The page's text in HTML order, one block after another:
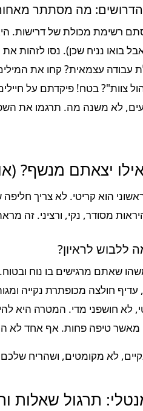
מה מסתתר
רשימת מכולת של
בואו נניח שכן). נסו לזהות
עבודה עצמאית? קחו את
צוות"? בטח! פיקדתם על
לא משנה מה. תרגמו את
יצאתם מנשף?
הוא קריטי. לא צריך
מסודר, נקי, ורציני. זה
ללבוש לראיון?
שאתם מרגישים בו נוח
עדיף חולצה מכופתרת נקייה
לא חושפני מדי. המטרה היא
טיפה פחות. אף אחד לא
לא מקומטים, ושהריח
תרגול שאלות